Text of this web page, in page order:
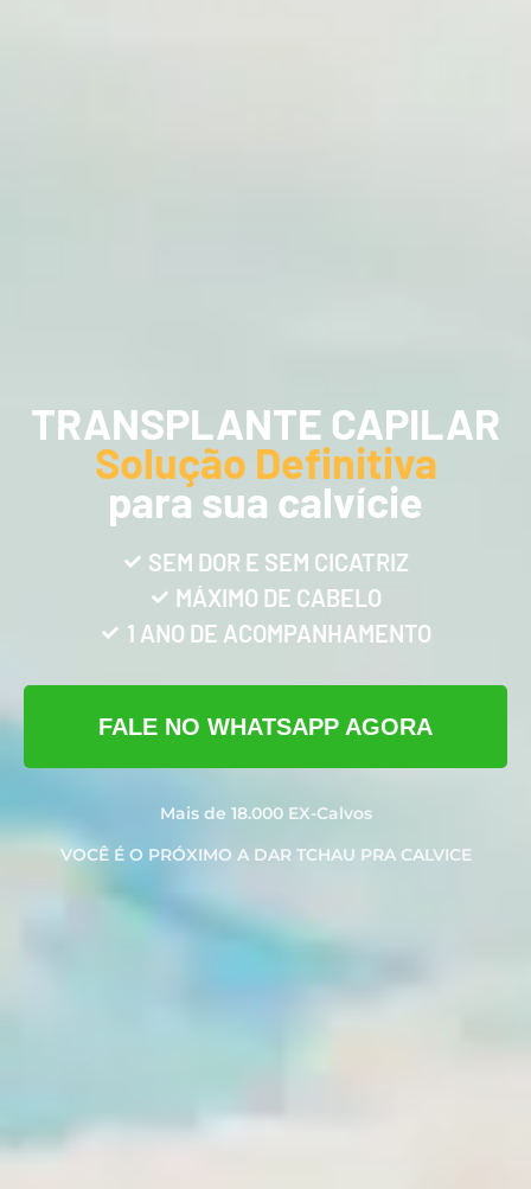
TRANSPLANTE CAPILAR
Solução Definitiva
para sua calvície
SEM DOR E SEM CICATRIZ
MÁXIMO DE CABELO
1 ANO DE ACOMPANHAMENTO
FALE NO WHATSAPP AGORA
Mais de 18.000 EX-Calvos
VOCÊ É O PRÓXIMO A DAR TCHAU PRA CALVICE